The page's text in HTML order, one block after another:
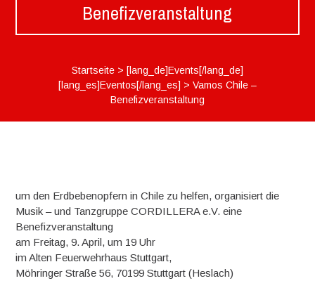
Benefizveranstaltung
Startseite> [lang_de]Events[/lang_de]
[lang_es]Eventos[/lang_es] > Vamos Chile –
Benefizveranstaltung
um den Erdbebenopfern in Chile zu helfen, organisiert die
Musik – und Tanzgruppe CORDILLERA e.V. eine
Benefizveranstaltung
am Freitag, 9. April, um 19 Uhr
im Alten Feuerwehrhaus Stuttgart,
Möhringer Straße 56, 70199 Stuttgart (Heslach)